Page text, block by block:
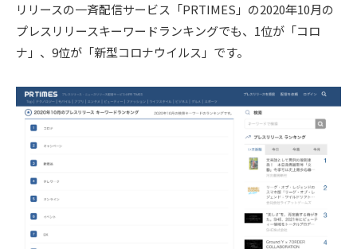
リリースの一斉配信サービス「PRTIMES」の2020年10月の
プレスリリースキーワードランキングでも、1位が「コロ
ナ」、9位が「新型コロナウイルス」です。